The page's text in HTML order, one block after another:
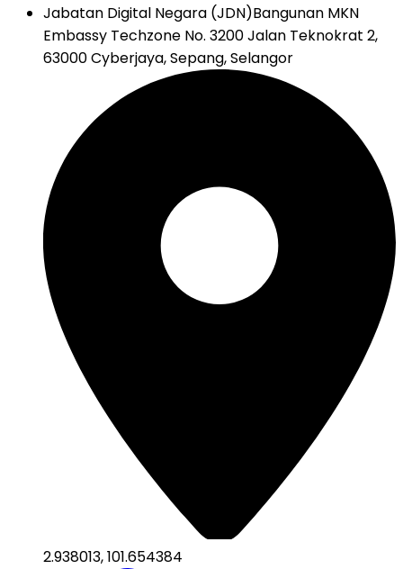
Jabatan Digital Negara (JDN)Bangunan MKN
Embassy Techzone No. 3200 Jalan Teknokrat 2,
63000 Cyberjaya, Sepang, Selangor
2.938013,101.654384